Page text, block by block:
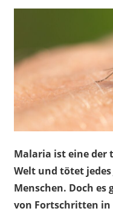
Malaria ist eine der
Welt und tötet
Menschen. Doch
von Fortschritten in